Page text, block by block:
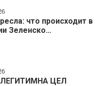
что происходит в
Зеленско…
ЦЕЛ